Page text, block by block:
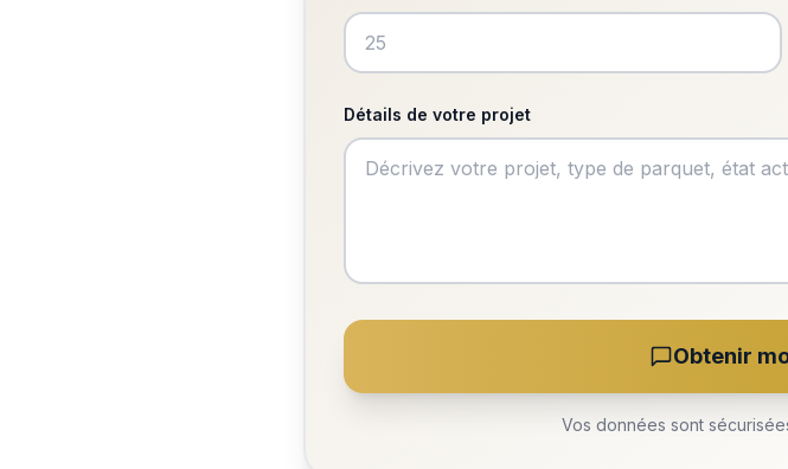
Détails de votre projet
Obtenir
Vos données sont